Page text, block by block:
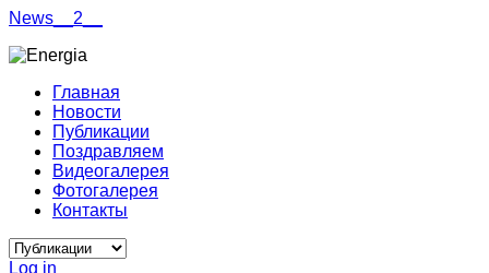
News__2__
Главная
Новости
Публикации
Поздравляем
Видеогалерея
Фотогалерея
Контакты
Log in